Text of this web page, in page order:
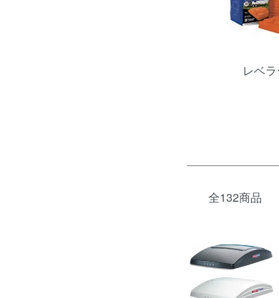
レベ
全132商品